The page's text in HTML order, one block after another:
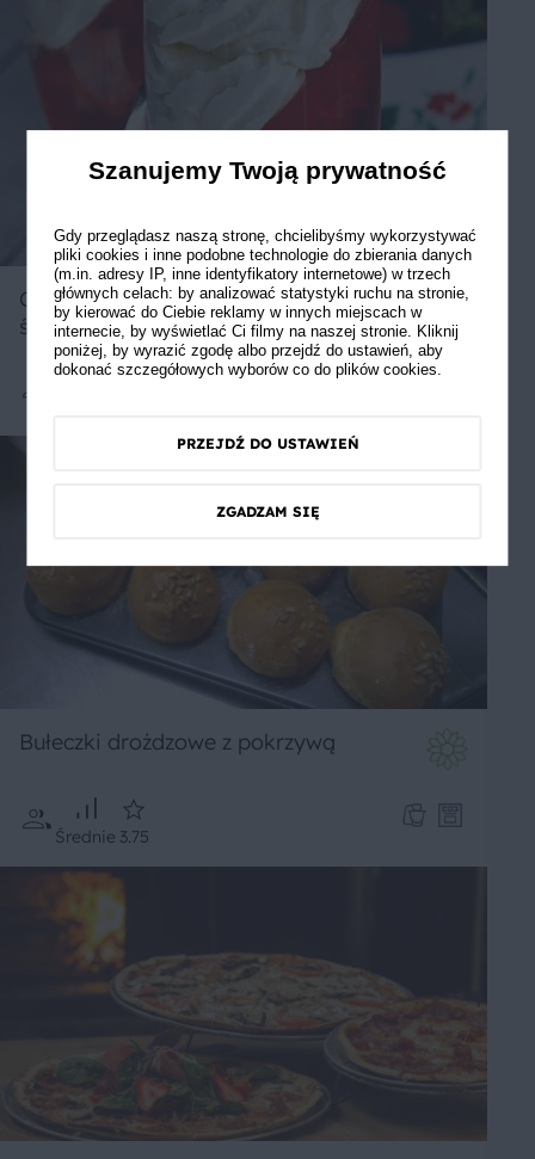
Galaretka z truskawkami i bitą
śmietaną
Bułeczki drożdzowe z pokrzywą
Średnie 3.75
Szanujemy Twoją prywatność
Gdy przeglądasz naszą stronę, chcielibyśmy wykorzystywać
pliki cookies i inne podobne technologie do zbierania danych
(m.in. adresy IP, inne identyfikatory internetowe) w trzech
głównych celach: by analizować statystyki ruchu na stronie,
by kierować do Ciebie reklamy w innych miejscach w
internecie, by wyświetlać Ci filmy na naszej stronie. Kliknij
poniżej, by wyrazić zgodę albo przejdź do ustawień, aby
dokonać szczegółowych wyborów co do plików cookies.
PRZEJDŹ DO USTAWIEŃ
ZGADZAM SIĘ